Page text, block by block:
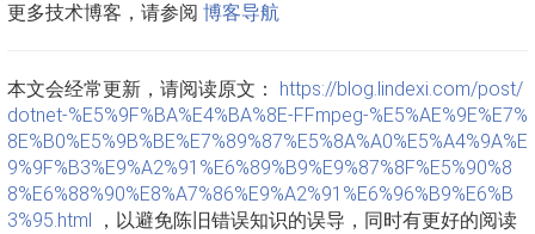
更多技术博客，请参阅 博客导航
本文会经常更新，请阅读原文： https://blog.lindexi.com/post/
dotnet-%E5%9F%BA%E4%BA%8E-FFmpeg-%E5%AE%9E%E7%
8E%B0%E5%9B%BE%E7%89%87%E5%8A%A0%E5%A4%9A%E
9%9F%B3%E9%A2%91%E6%89%B9%E9%87%8F%E5%90%8
8%E6%88%90%E8%A7%86%E9%A2%91%E6%96%B9%E6%B
3%95.html ，以避免陈旧错误知识的误导，同时有更好的阅读